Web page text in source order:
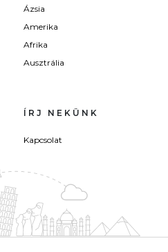
Ázsia
Amerika
Afrika
Ausztrália
ÍRJ NEKÜNK
Kapcsolat